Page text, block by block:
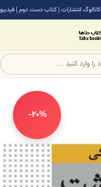
کاتالوگ انتشارات | کتاب دست دوم | فیدیبو
-20%